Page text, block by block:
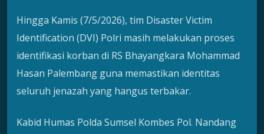
Hingga Kamis (7/5/2026), tim Disaster Victim
Identification (DVI) Polri masih melakukan proses
identifikasi korban di RS Bhayangkara Mohammad
Hasan Palembang guna memastikan identitas
seluruh jenazah yang hangus terbakar.
Kabid Humas Polda Sumsel Kombes Pol. Nandang